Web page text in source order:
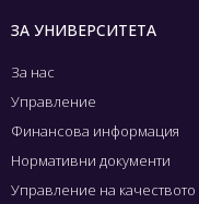
ЗА УНИВЕРСИТЕТА
За нас
Управление
Финансова информация
Нормативни документи
Управление на качеството